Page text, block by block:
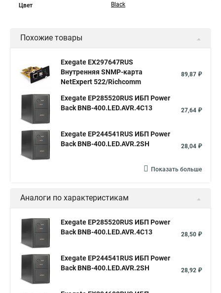
Цвет Black
Похожие товары
Exegate EX297647RUS
Внутренняя SNMP-карта
NetExpert 522/Richcomm
89,87 ₽
Exegate EP285520RUS ИБП Power
Back BNB-400.LED.AVR.4C13
27,64 ₽
Exegate EP244541RUS ИБП Power
Back BNB-400.LED.AVR.2SH
28,04 ₽
Показать больше
Аналоги по характеристикам
Exegate EP285520RUS ИБП Power
Back BNB-400.LED.AVR.4C13
28,50 ₽
Exegate EP244541RUS ИБП Power
Back BNB-400.LED.AVR.2SH
28,92 ₽